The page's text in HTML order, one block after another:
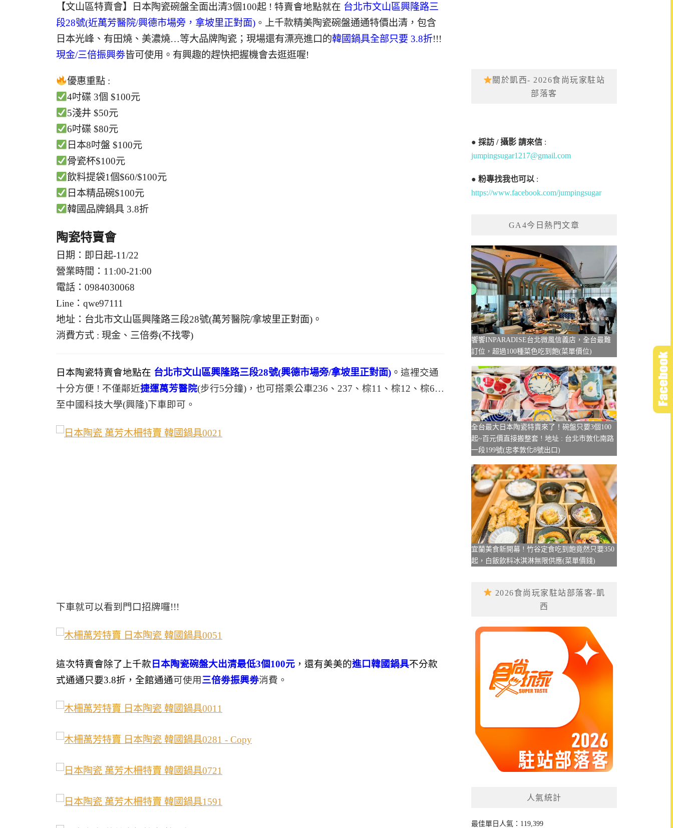
【文山區特賣會】日本陶瓷碗盤全面出清3個100起 ! 特賣會地點就在 台北市文山區興隆路三
段28號(近萬芳醫院/興德市場旁，拿坡里正對面) 。
上千款精美陶瓷碗盤通通特價出清，包含
日本光峰、有田燒、美濃燒…等大品牌陶瓷；現場還有漂亮進口的韓國鍋具全部只要 3.8折!!!
現金/三倍振興劵皆可使用。有興趣的趕快把握機會去逛逛喔!
優惠重點 :
4吋碟 3個 $100元
5淺井 $50元
6吋碟 $80元
日本8吋盤 $100元
骨瓷杯$100元
飲料提袋1個$60/$100元
日本精品碗$100元
韓國品牌鍋具 3.8折
陶瓷特賣會
日期：即日起-11/22
營業時間：11:00-21:00
電話：0984030068
Line：qwe97111
地址：台北市文山區興隆路三段28號(萬芳醫院/拿坡里正對面)。
消費方式 : 現金、三倍劵(不找零)
日本陶瓷特賣會地點在 台北市文山區興隆路三段28號(興德市場旁/拿坡里正對面) 。 這裡交通
十分方便 ! 不僅鄰近捷運萬芳醫院(步行5分鐘)， 也可搭乘公車236 、237 、棕11、棕12、棕6…
至中國科技大學(興隆)下車即可。
下車就可以看到門口招牌囉!!!
這次特賣會除了上千款 日本陶瓷碗盤大出清最低3個100元 ，還有美美的進口韓國鍋具不分款
式通通只要3.8折，全館通通可使用三倍劵振興劵消費。
關於凱西- 2026食尚玩家駐站
部落客
●採訪 / 攝影 請來信 :
jumpingsugar1217@gmail.com
●粉專找我也可以 :
https://www.facebook.com/jumpingsugar
GA4今日熱門文章
饗饗INPARADISE台北微風信義店，全台最難
訂位，超過100種菜色吃到飽(菜單價位)
全台最大日本陶瓷特賣來了！碗盤只要3個100
起~百元價直接搬整套 ! 地址 : 台北市敦化南路
一段199號(忠孝敦化8號出口)
宜蘭美食新開幕 ! 竹谷定食吃到飽竟然只要350
起，白飯飲料冰淇淋無限供應(菜單價錢)
2026食尚玩家駐站部落客-凱
西
人氣統計
最佳單日人氣：119,399